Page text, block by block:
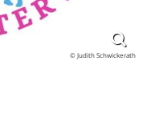
© Judith Schwickerath